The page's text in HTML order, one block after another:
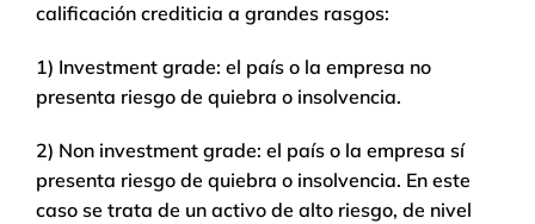
calificación crediticia a grandes rasgos:
1) Investment grade: el país o la empresa no
presenta riesgo de quiebra o insolvencia.
2) Non investment grade: el país o la empresa sí
presenta riesgo de quiebra o insolvencia. En este
caso se trata de un activo de alto riesgo, de nivel